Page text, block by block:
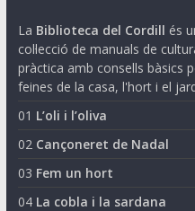
La Biblioteca del Cordill és
col·lecció de manuals de
pràctica amb consells bàsics
feines de la casa, l'hort i el
01 L’oli i l’oliva
02 Cançoneret de Nadal
03 Fem un hort
04 La cobla i la sardana